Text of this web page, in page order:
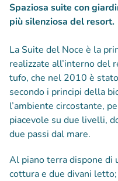
Spaziosa suite con
più silenziosa del resort.
La Suite del Noce è la
realizzate all’interno del
tufo, che nel 2010 è
secondo i principi della
l’ambiente circostante,
piacevole su due livelli,
due passi dal mare.
Al piano terra dispone di
cottura e due divani